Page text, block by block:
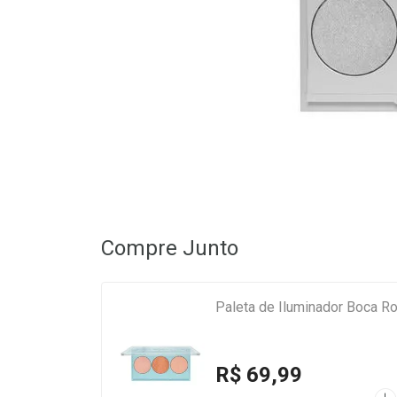
Compre Junto
Paleta de Iluminador Boca
R$ 69,99